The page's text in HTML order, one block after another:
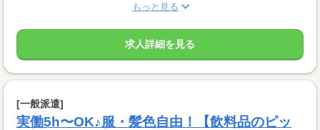
もっと見る
求人詳細を見る
[一般派遣]
実働5h〜OK♪服・髪色自由！【飲料品のピッ